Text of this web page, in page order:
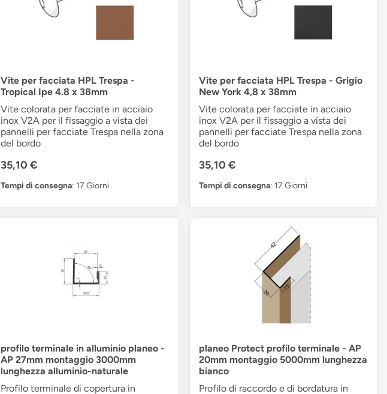
Vite per facciata HPL Trespa -
Tropical Ipe 4.8 x 38mm
Vite colorata per facciate in acciaio
inox V2A per il fissaggio a vista dei
pannelli per facciate Trespa nella zona
del bordo
35,10 €
Tempi di consegna: 17 Giorni
Vite per facciata HPL Trespa - Grigio
New York 4,8 x 38mm
Vite colorata per facciate in acciaio
inox V2A per il fissaggio a vista dei
pannelli per facciate Trespa nella zona
del bordo
35,10 €
Tempi di consegna: 17 Giorni
profilo terminale in alluminio planeo -
AP 27mm montaggio 3000mm
lunghezza alluminio-naturale
Profilo terminale di copertura in
planeo Protect profilo terminale - AP
20mm montaggio 5000mm lunghezza
bianco
Profilo di raccordo e di bordatura in